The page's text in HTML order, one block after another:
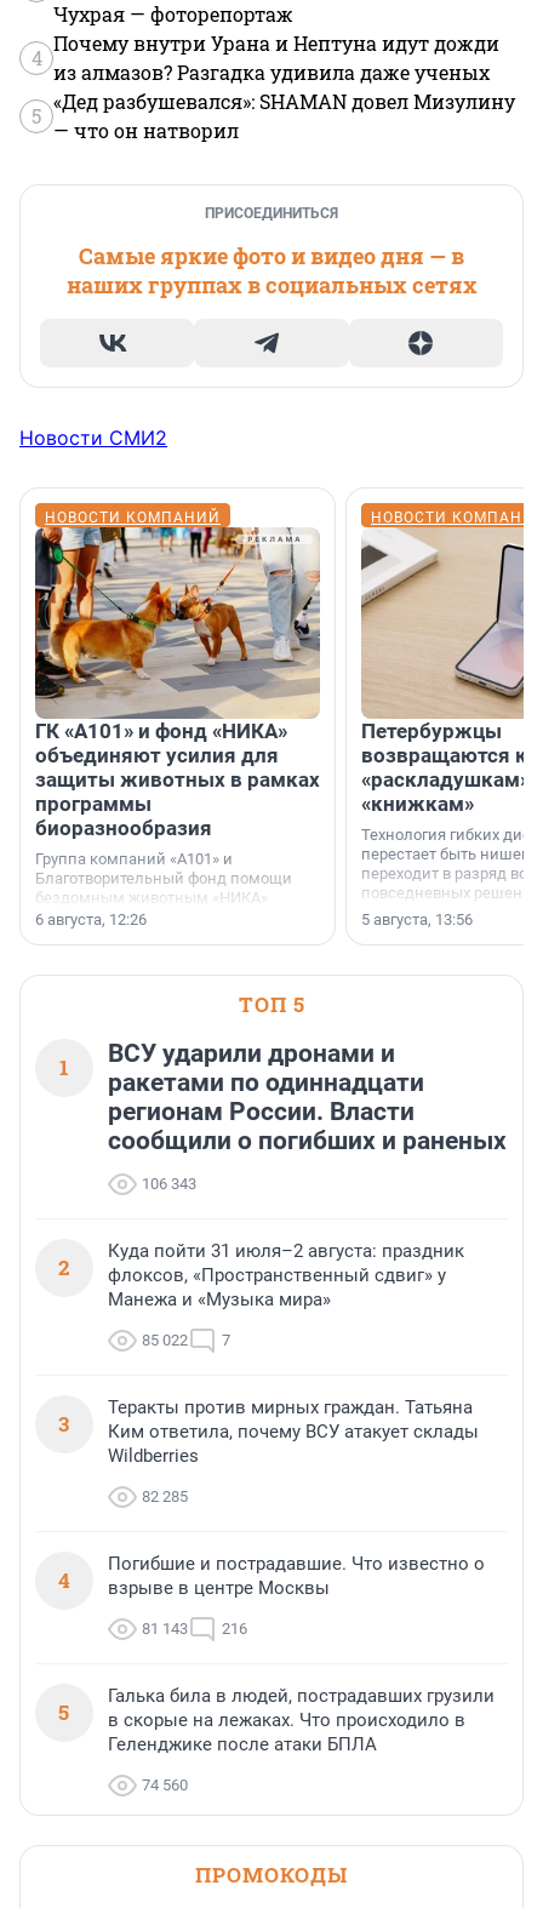
Чухрая — фоторепортаж
4
Почему внутри Урана и Нептуна идут дожди
из алмазов? Разгадка удивила даже ученых
5
«Дед разбушевался»: SHAMAN довел Мизулину
— что он натворил
ПРИСОЕДИНИТЬСЯ
Самые яркие фото и видео дня — в
наших группах в социальных сетях
Новости СМИ2
НОВОСТИ КОМПАНИЙ
ГК «А101» и фонд «НИКА»
объединяют усилия для
защиты животных в рамках
программы
биоразнообразия
Группа компаний «А101» и
Благотворительный фонд помощи
бездомным животным «НИКА»
заключили соглашение о
6 августа, 12:26
НОВОСТИ
Петербуржцы
возвращаются к
«раскладушкам»
«книжкам»
Технология гибких
перестает быть
переходит в разряд
повседневных
5 августа, 13:56
ТОП 5
1
ВСУ ударили дронами и
ракетами по одиннадцати
регионам России. Власти
сообщили о погибших и раненых
106 343
2
Куда пойти 31 июля–2 августа: праздник
флоксов, «Пространственный сдвиг» у
Манежа и «Музыка мира»
85 022 7
3
Теракты против мирных граждан. Татьяна
Ким ответила, почему ВСУ атакует склады
Wildberries
82 285
4
Погибшие и пострадавшие. Что известно о
взрыве в центре Москвы
81 143 216
5
Галька била в людей, пострадавших грузили
в скорые на лежаках. Что происходило в
Геленджике после атаки БПЛА
74 560
ПРОМОКОДЫ